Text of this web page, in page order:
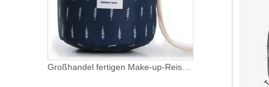
Großhandel fertigen Make-up-Reise-Toilettenartikel Kordelzug-Kosmetiktasche-kundenspezifische Logo-Kosmetik-Verpackungsbeutel besonders an